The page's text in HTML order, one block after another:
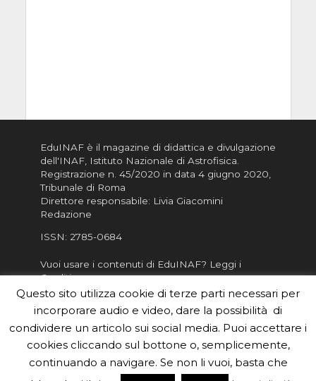
EduINAF è il magazine di didattica e divulgazione
dell'INAF, Istituto Nazionale di Astrofisica
Registrazione n. 45/2020 in data 4 giugno 2020,
Tribunale di Roma
Direttore responsabile: Livia Giacomini
Redazione
ISSN: 2785-0684
Vuoi usare i contenuti di EduINAF? Leggi i
Crediti.
Informativa sulla Privacy
Informatva sui Cookie
Per la rubrica de l'Astronomo risponde, per
inviarci le tue foto o i tuoi contributi, scrivici a
redazione.edu [chiocciola] inaf.it oppure compila
Questo sito utilizza cookie di terze parti necessari per
incorporare audio e video, dare la possibilità di
condividere un articolo sui social media. Puoi accettare i
cookies cliccando sul bottone o, semplicemente,
continuando a navigare. Se non li vuoi, basta che